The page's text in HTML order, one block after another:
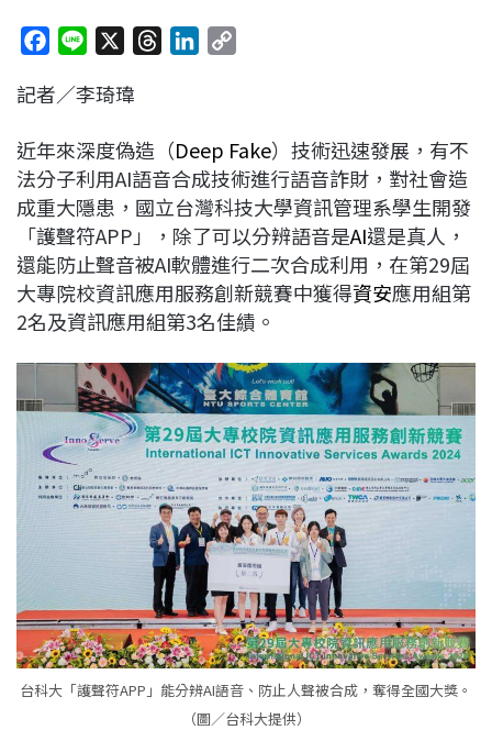
c
b
o
o
k
n
a
d
s
e
d
I
n
L
i
n
k
記者／李琦瑋
近年來深度偽造（Deep Fake）技術迅速發展，有不
法分子利用AI語音合成技術進行語音詐財，對社會造
成重大隱患，國立台灣科技大學資訊管理系學生開發
「護聲符APP」，除了可以分辨語音是AI還是真人，
還能防止聲音被AI軟體進行二次合成利用，在第29屆
大專院校資訊應用服務創新競賽中獲得資安應用組第
2名及資訊應用組第3名佳績。
台科大「護聲符APP」能分辨AI語音、防止人聲被合成，奪得全國大獎。
（圖／台科大提供）